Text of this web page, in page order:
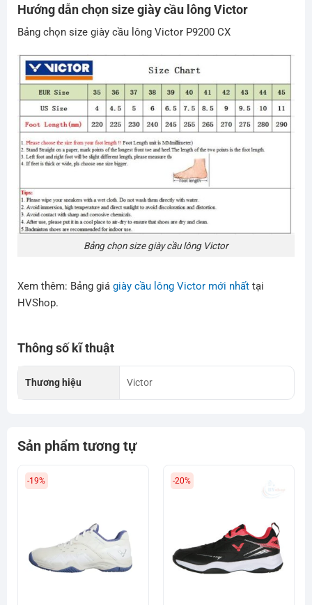
Hướng dẫn chọn size giày cầu lông Victor
Bảng chọn size giày cầu lông Victor P9200 CX
Bảng chọn size giày cầu lông Victor
Xem thêm: Bảng giá giày cầu lông Victor mới nhấttại
HVShop.
Thông số kĩ thuật
Thương hiệu Victor
Sản phẩm tương tự
-19% -20%